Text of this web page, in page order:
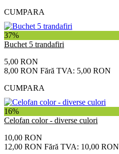
CUMPARA
37%
Buchet 5 trandafiri
5,00 RON
8,00 RON Fără TVA: 5,00 RON
CUMPARA
16%
Celofan color - diverse culori
10,00 RON
12,00 RON Fără TVA: 10,00 RON